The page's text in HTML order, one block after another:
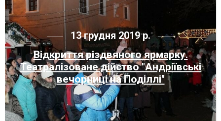
13 грудня 2019 р.
Відкриття різдвяного ярмарку.
Театралізоване дійство "Андріївські
вечорниці на Поділлі"